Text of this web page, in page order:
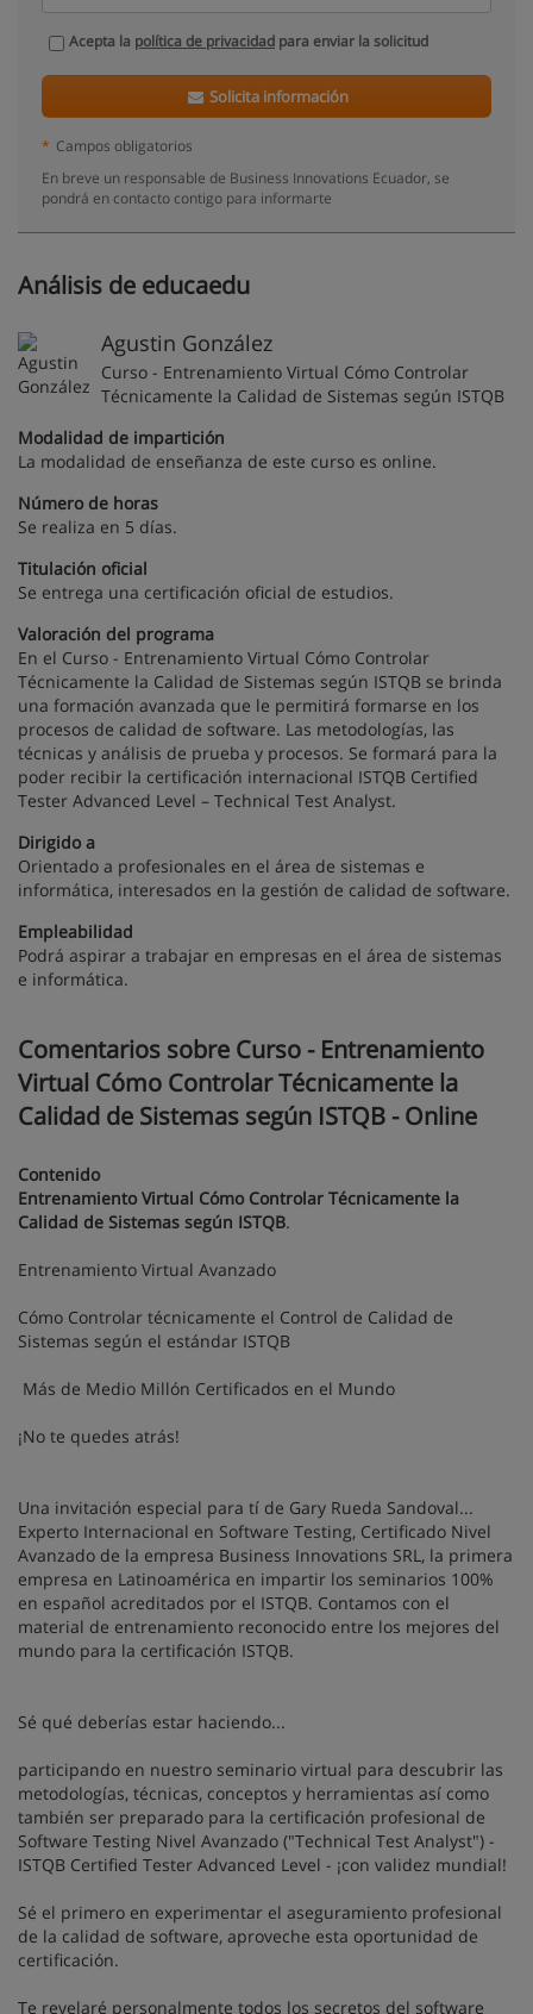
Acepta la política de privacidad para enviar la solicitud
Solicita información
* Campos obligatorios
En breve un responsable de Business Innovations Ecuador, se
pondrá en contacto contigo para informarte
Análisis de educaedu
Agustin González
Curso - Entrenamiento Virtual Cómo Controlar
Técnicamente la Calidad de Sistemas según ISTQB
Modalidad de impartición
La modalidad de enseñanza de este curso es online.
Número de horas
Se realiza en 5 días.
Titulación oficial
Se entrega una certificación oficial de estudios.
Valoración del programa
En el Curso - Entrenamiento Virtual Cómo Controlar
Técnicamente la Calidad de Sistemas según ISTQB se brinda
una formación avanzada que le permitirá formarse en los
procesos de calidad de software. Las metodologías, las
técnicas y análisis de prueba y procesos. Se formará para la
poder recibir la certificación internacional ISTQB Certified
Tester Advanced Level – Technical Test Analyst.
Dirigido a
Orientado a profesionales en el área de sistemas e
informática, interesados en la gestión de calidad de software.
Empleabilidad
Podrá aspirar a trabajar en empresas en el área de sistemas
e informática.
Comentarios sobre Curso - Entrenamiento
Virtual Cómo Controlar Técnicamente la
Calidad de Sistemas según ISTQB - Online
Contenido
Entrenamiento Virtual Cómo Controlar Técnicamente la
Calidad de Sistemas según ISTQB.
Entrenamiento Virtual Avanzado
Cómo Controlar técnicamente el Control de Calidad de
Sistemas según el estándar ISTQB
Más de Medio Millón Certificados en el Mundo
¡No te quedes atrás!
Una invitación especial para tí de Gary Rueda Sandoval...
Experto Internacional en Software Testing, Certificado Nivel
Avanzado de la empresa Business Innovations SRL, la primera
empresa en Latinoamérica en impartir los seminarios 100%
en español acreditados por el ISTQB. Contamos con el
material de entrenamiento reconocido entre los mejores del
mundo para la certificación ISTQB.
Sé qué deberías estar haciendo...
participando en nuestro seminario virtual para descubrir las
metodologías, técnicas, conceptos y herramientas así como
también ser preparado para la certificación profesional de
Software Testing Nivel Avanzado ("Technical Test Analyst") -
ISTQB Certified Tester Advanced Level - ¡con validez mundial!
Sé el primero en experimentar el aseguramiento profesional
de la calidad de software, aproveche esta oportunidad de
certificación.
Te revelaré personalmente todos los secretos del software